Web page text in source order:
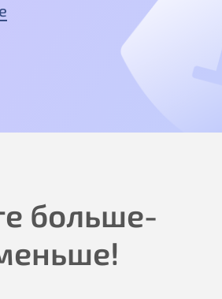
больше-